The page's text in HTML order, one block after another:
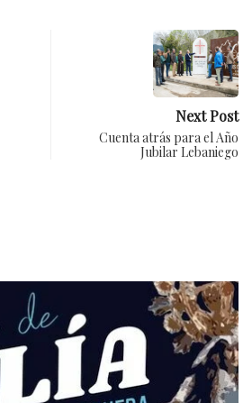
Next Post
Cuenta atrás para el Año
Jubilar Lebaniego